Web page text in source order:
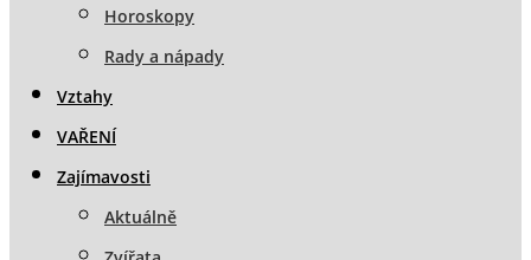
Horoskopy
Rady a nápady
Vztahy
VAŘENÍ
Zajímavosti
Aktuálně